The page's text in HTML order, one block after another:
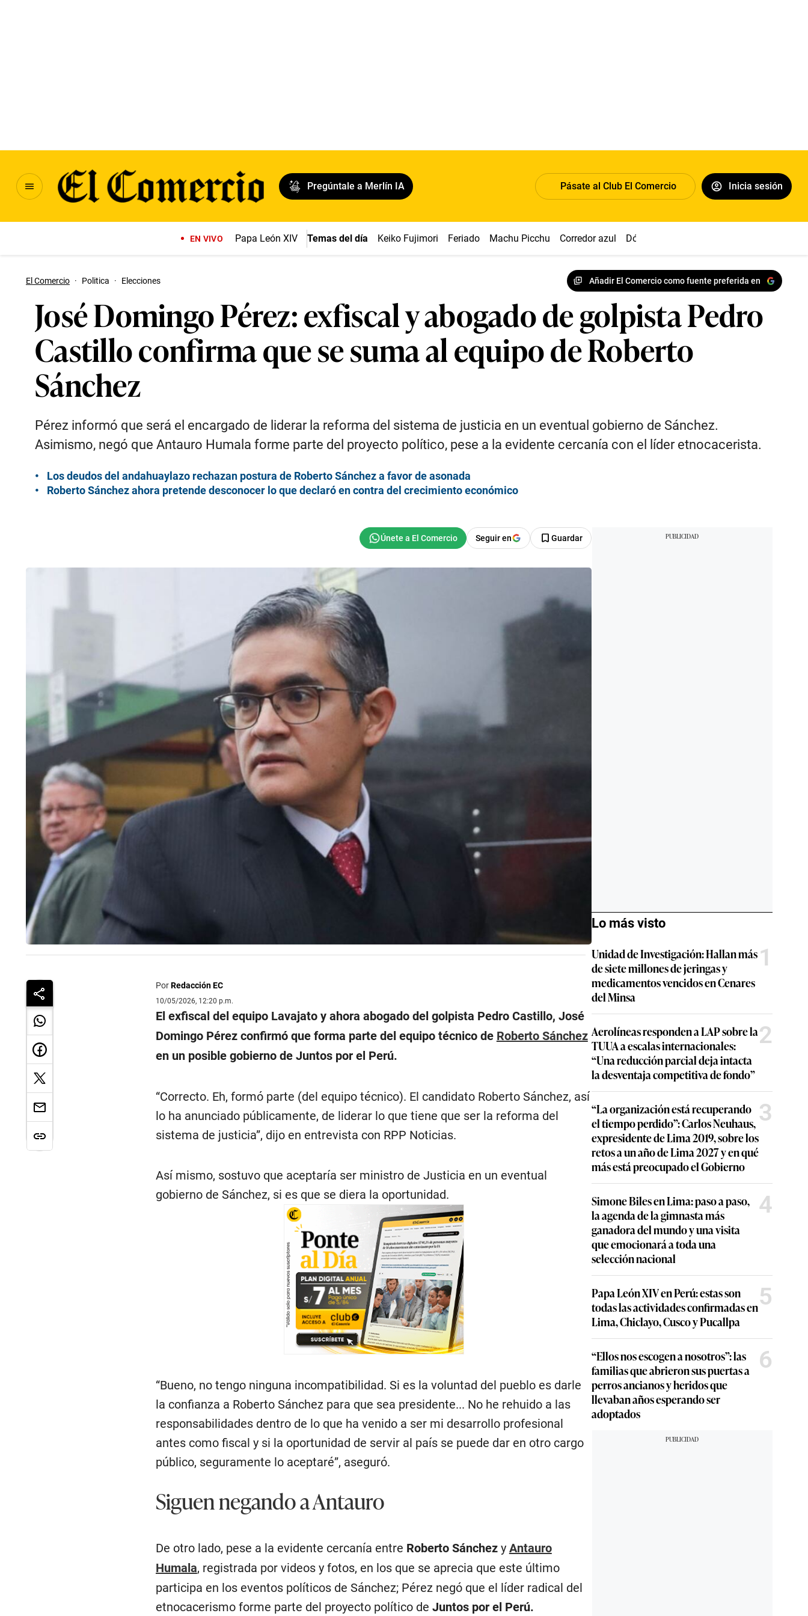
Pregúntale a Merlín IA Pásate al Club El Comercio Inicia sesión
EN VIVO Papa León XIV Temas del día Keiko Fujimori Feriado Machu Picchu Corredor azul Dólar
El Comercio · Politica · Elecciones Añadir El Comercio como fuente preferida en
José Domingo Pérez: exfiscal y abogado de golpista Pedro
Castillo confirma que se suma al equipo de Roberto
Sánchez
Pérez informó que será el encargado de liderar la reforma del sistema de justicia en un eventual gobierno de Sánchez.
Asimismo, negó que Antauro Humala forme parte del proyecto político, pese a la evidente cercanía con el líder etnocacerista.
Los deudos del andahuaylazo rechazan postura de Roberto Sánchez a favor de asonada
Roberto Sánchez ahora pretende desconocer lo que declaró en contra del crecimiento económico
Seguir en Guardar
PorRedacción EC
10/05/2026, 12:20 p.m.
El exfiscal del equipo Lavajato y ahora abogado del golpista Pedro Castillo, José
Domingo Pérez confirmó que forma parte del equipo técnico de Roberto Sánchez
en un posible gobierno de Juntos por el Perú.
“Correcto. Eh, formó parte (del equipo técnico). El candidato Roberto Sánchez, así
lo ha anunciado públicamente, de liderar lo que tiene que ser la reforma del
sistema de justicia”, dijo en entrevista con RPP Noticias.
Así mismo, sostuvo que aceptaría ser ministro de Justicia en un eventual
gobierno de Sánchez, si es que se diera la oportunidad.
“Bueno, no tengo ninguna incompatibilidad. Si es la voluntad del pueblo es darle
la confianza a Roberto Sánchez para que sea presidente... No he rehuido a las
responsabilidades dentro de lo que ha venido a ser mi desarrollo profesional
antes como fiscal y si la oportunidad de servir al país se puede dar en otro cargo
público, seguramente lo aceptaré”, aseguró.
Siguen negando a Antauro
De otro lado, pese a la evidente cercanía entre Roberto Sánchezy Antauro
Humala, registrada por videos y fotos, en los que se aprecia que este último
participa en los eventos políticos de Sánchez; Pérez negó que el líder radical del
etnocacerismo forme parte del proyecto político de Juntos por el Perú.
Lo más visto
Unidad de Investigación: Hallan más
de siete millones de jeringas y
medicamentos vencidos en Cenares
del Minsa
1
Aerolíneas responden a LAP sobre la
TUUA a escalas internacionales:
“Una reducción parcial deja intacta
la desventaja competitiva de fondo”
2
“La organización está recuperando
el tiempo perdido”: Carlos Neuhaus,
expresidente de Lima 2019, sobre los
retos a un año de Lima 2027 y en qué
más está preocupado el Gobierno
3
Simone Biles en Lima: paso a paso,
la agenda de la gimnasta más
ganadora del mundo y una visita
que emocionará a toda una
selección nacional
4
Papa León XIV en Perú: estas son
todas las actividades confirmadas en
Lima, Chiclayo, Cusco y Pucallpa
5
“Ellos nos escogen a nosotros”: las
familias que abrieron sus puertas a
perros ancianos y heridos que
llevaban años esperando ser
adoptados
6